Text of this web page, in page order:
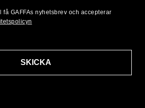
SKICKA
få GAFFAs nyhetsbrev och accepterar